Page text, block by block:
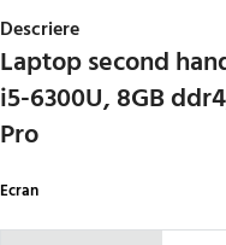
Descriere
Laptop second
i5-6300U, 8GB
Pro
Ecran